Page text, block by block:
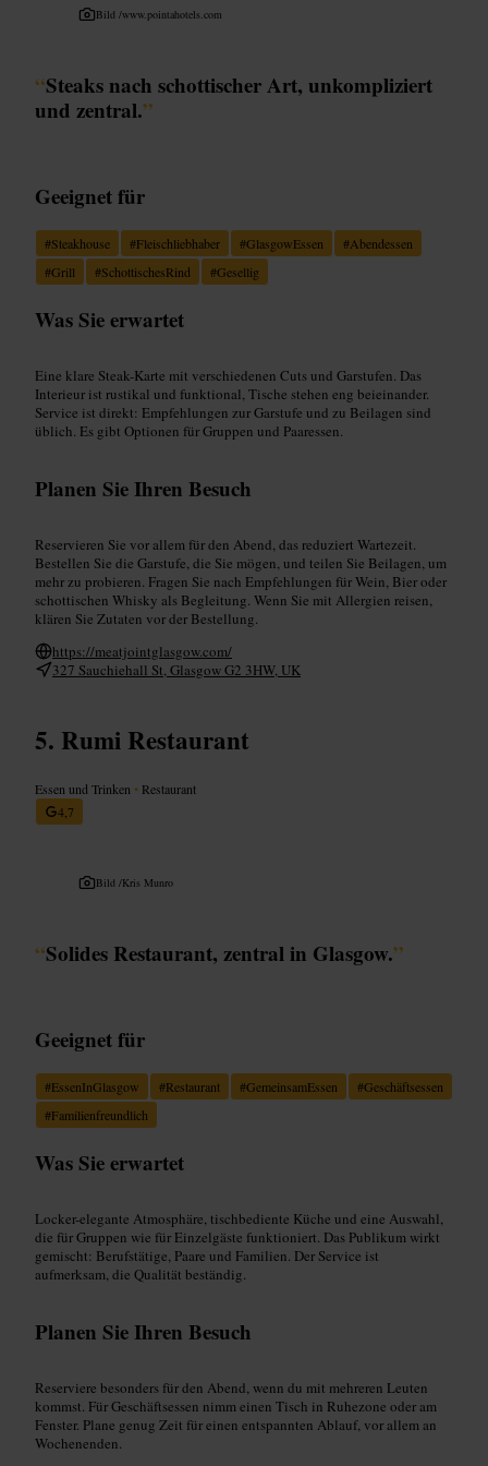
Bild /www.pointahotels.com
“Steaks nach schottischer Art, unkompliziert
und zentral.”
Geeignet für
#Steakhouse #Fleischliebhaber #GlasgowEssen #Abendessen
#Grill #SchottischesRind #Gesellig
Was Sie erwartet
Eine klare Steak-Karte mit verschiedenen Cuts und Garstufen. Das
Interieur ist rustikal und funktional, Tische stehen eng beieinander.
Service ist direkt: Empfehlungen zur Garstufe und zu Beilagen sind
üblich. Es gibt Optionen für Gruppen und Paaressen.
Planen Sie Ihren Besuch
Reservieren Sie vor allem für den Abend, das reduziert Wartezeit.
Bestellen Sie die Garstufe, die Sie mögen, und teilen Sie Beilagen, um
mehr zu probieren. Fragen Sie nach Empfehlungen für Wein, Bier oder
schottischen Whisky als Begleitung. Wenn Sie mit Allergien reisen,
klären Sie Zutaten vor der Bestellung.
https://meatjointglasgow.com/
327 Sauchiehall St, Glasgow G2 3HW, UK
Rumi Restaurant
Essen und Trinken • Restaurant
4,7
Bild /Kris Munro
“Solides Restaurant, zentral in Glasgow.”
Geeignet für
#EssenInGlasgow #Restaurant #GemeinsamEssen #Geschäftsessen
#Familienfreundlich
Was Sie erwartet
Locker-elegante Atmosphäre, tischbediente Küche und eine Auswahl,
die für Gruppen wie für Einzelgäste funktioniert. Das Publikum wirkt
gemischt: Berufstätige, Paare und Familien. Der Service ist
aufmerksam, die Qualität beständig.
Planen Sie Ihren Besuch
Reserviere besonders für den Abend, wenn du mit mehreren Leuten
kommst. Für Geschäftsessen nimm einen Tisch in Ruhezone oder am
Fenster. Plane genug Zeit für einen entspannten Ablauf, vor allem an
Wochenenden.